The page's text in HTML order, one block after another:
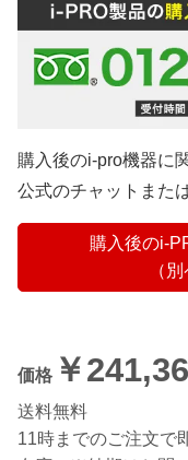
購入後のi-pro機器に
公式のチャットまた
購入後のi-
（
価格 ￥
送料無料
11時までのご注文で